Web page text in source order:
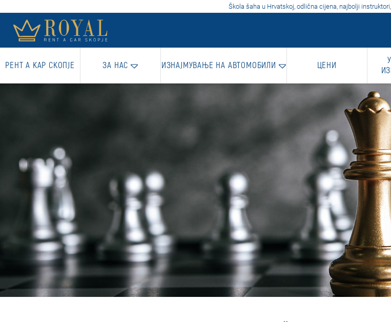
Škola šaha u Hrvatskoj, odlična cijena, najbolji
РЕНТ А КАР СКОПЈЕ ЗА НАС ИЗНАЈМУВАЊЕ НА АВТОМОБИЛИ ЦЕНИ